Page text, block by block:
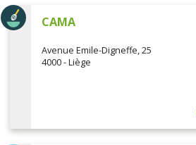
CAMA
Avenue Emile-Digneffe, 25
4000 - Liège